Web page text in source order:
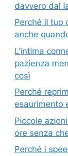
davvero dal
Perché il tuo
anche
L’intima
pazienza
così
Perché
esaurimento
Piccole
ore senza
Perché i